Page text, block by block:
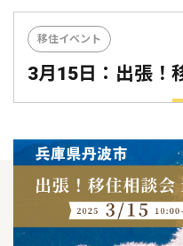
移住イベント
3月15日：出張！